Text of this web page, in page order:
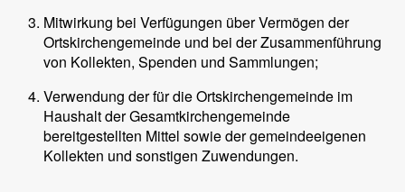
Mitwirkung bei Verfügungen über Vermögen der
Ortskirchengemeinde und bei der Zusammenführung
von Kollekten, Spenden und Sammlungen;
Verwendung der für die Ortskirchengemeinde im
Haushalt der Gesamtkirchengemeinde
bereitgestellten Mittel sowie der gemeindeeigenen
Kollekten und sonstigen Zuwendungen.